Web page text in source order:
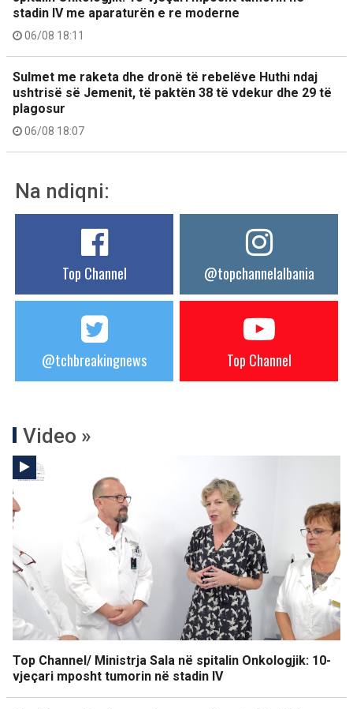
stadin IV me aparaturën e re moderne
06/08 18:11
Sulmet me raketa dhe dronë të rebelëve Huthi ndaj
ushtrisë së Jemenit, të paktën 38 të vdekur dhe 29 të
plagosur
06/08 18:07
Na ndiqni:
Top Channel @topchannelalbania
@tchbreakingnews Top Channel
Video »
Top Channel/ Ministrja Sala në spitalin Onkologjik: 10-
vjeçari mposht tumorin në stadin IV